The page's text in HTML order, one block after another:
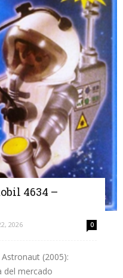
4634 –
2026 0
(2005):
del mercado